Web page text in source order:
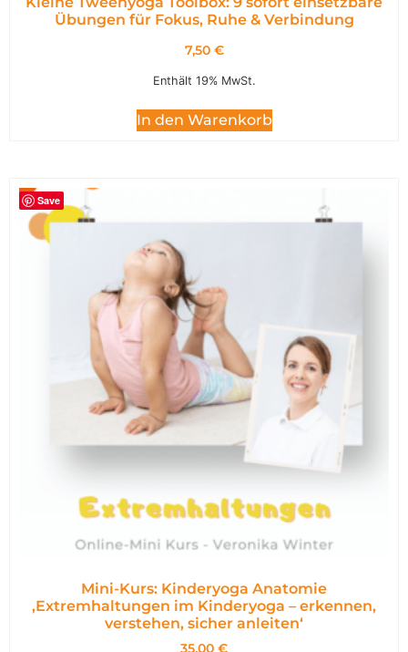
Übungen für Fokus, Ruhe & Verbindung
7,50 €
Enthält 19% MwSt.
In den Warenkorb
Save
Mini-Kurs: Kinderyoga Anatomie
,Extremhaltungen im Kinderyoga – erkennen,
verstehen, sicher anleiten‘
35,00 €